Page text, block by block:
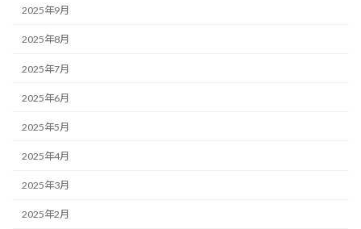
2025年9月
2025年8月
2025年7月
2025年6月
2025年5月
2025年4月
2025年3月
2025年2月